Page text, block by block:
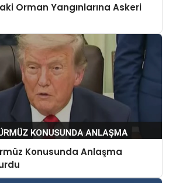
Orman Yangınlarına Askeri
Konusunda Anlaşma